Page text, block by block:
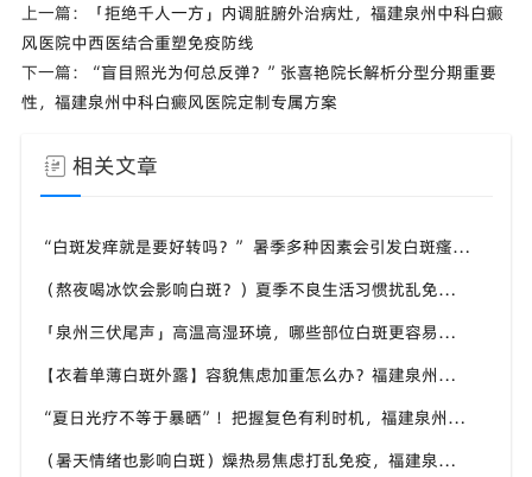
上一篇：
「拒绝千人一方」内调脏腑外治病灶，福建泉州中科白癜
风医院中西医结合重塑免疫防线
下一篇：
“盲目照光为何总反弹？”张喜艳院长解析分型分期重要
性，福建泉州中科白癜风医院定制专属方案
相关文章
“白斑发痒就是要好转吗？” 暑季多种因素会引发白斑瘙痒，福建泉州中科白癜风医院教你分清白斑瘙痒诱因
（熬夜喝冰饮会影响白斑？）夏季不良生活习惯扰乱免疫，福建泉州中科白癜风医院提醒白斑患者做好日常养护
「泉州三伏尾声」高温高湿环境，哪些部位白斑更容易扩散？福建泉州中科白癜风医院盘点夏季白斑高发位置
【衣着单薄白斑外露】容貌焦虑加重怎么办？福建泉州中科白癜风医院助力本地白癜风患者科学应对夏季白斑困扰
“夏日光疗不等于暴晒”！把握复色有利时机，福建泉州中科白癜风医院讲讲白癜风夏季诊疗的注意事项
（暑天情绪也影响白斑）燥热易焦虑打乱免疫，福建泉州中科白癜风医院分享白癜风患者夏季情绪调节小技巧